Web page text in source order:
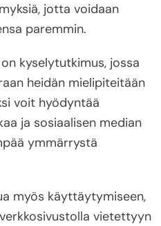
jotta voidaan
paremmin.
kyselytutkimus, jossa
heidän mielipiteitään
voit hyödyntää
ja sosiaalisen median
ymmärrystä
myös käyttäytymiseen,
vietettyyn